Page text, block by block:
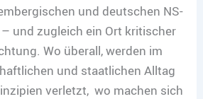
und deutschen NS-
und zugleich ein Ort kritischer
Wo überall, werden im
und staatlichen Alltag
verletzt, wo machen sich